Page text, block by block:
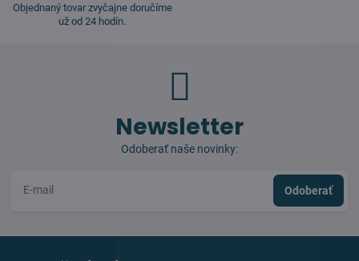
Objednaný tovar zvyčajne doručíme
už od 24 hodín.
Newsletter
Odoberať naše novinky:
Odoberať